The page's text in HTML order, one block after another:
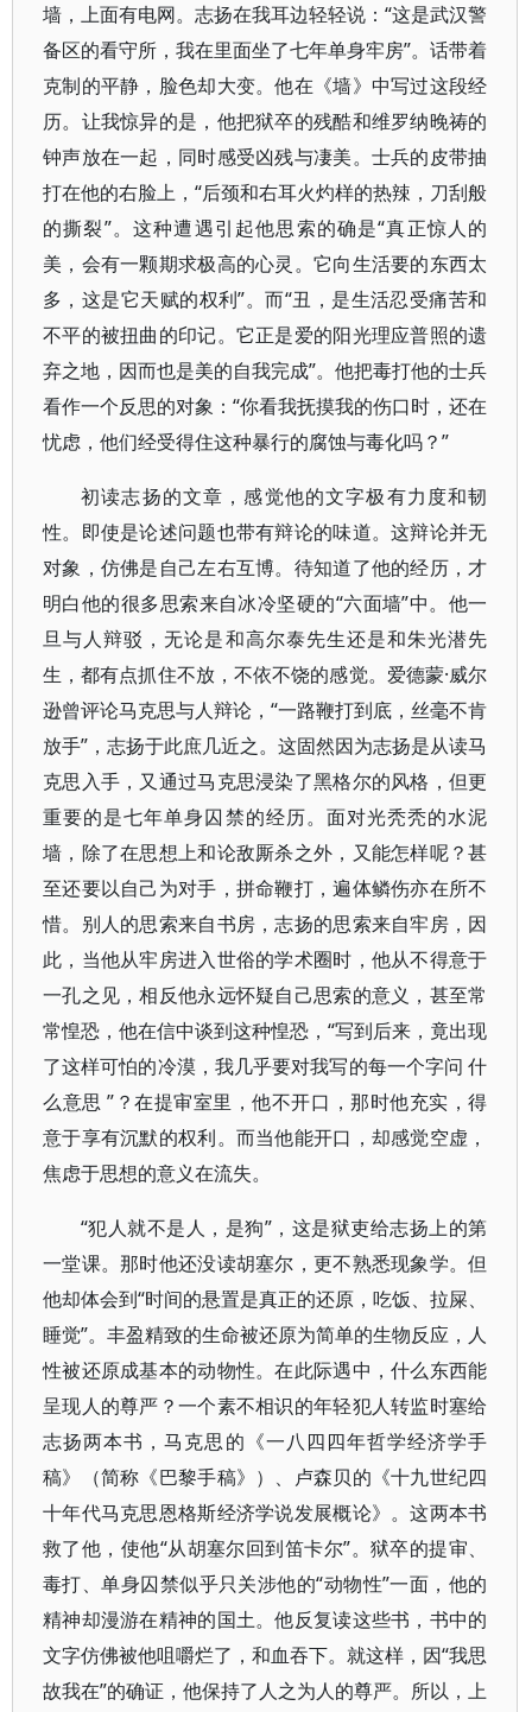
墙，上面有电网。志扬在我耳边轻轻说：“这是武汉警
备区的看守所，我在里面坐了七年单身牢房”。话带着
克制的平静，脸色却大变。他在《墙》中写过这段经
历。让我惊异的是，他把狱卒的残酷和维罗纳晚祷的
钟声放在一起，同时感受凶残与凄美。士兵的皮带抽
打在他的右脸上，“后颈和右耳火灼样的热辣，刀刮般
的撕裂”。这种遭遇引起他思索的确是“真正惊人的
美，会有一颗期求极高的心灵。它向生活要的东西太
多，这是它天赋的权利”。而“丑，是生活忍受痛苦和
不平的被扭曲的印记。它正是爱的阳光理应普照的遗
弃之地，因而也是美的自我完成”。他把毒打他的士兵
看作一个反思的对象：“你看我抚摸我的伤口时，还在
忧虑，他们经受得住这种暴行的腐蚀与毒化吗？”
初读志扬的文章，感觉他的文字极有力度和韧
性。即使是论述问题也带有辩论的味道。这辩论并无
对象，仿佛是自己左右互博。待知道了他的经历，才
明白他的很多思索来自冰冷坚硬的“六面墙”中。他一
旦与人辩驳，无论是和高尔泰先生还是和朱光潜先
生，都有点抓住不放，不依不饶的感觉。爱德蒙·威尔
逊曾评论马克思与人辩论，“一路鞭打到底，丝毫不肯
放手”，志扬于此庶几近之。这固然因为志扬是从读马
克思入手，又通过马克思浸染了黑格尔的风格，但更
重要的是七年单身囚禁的经历。面对光秃秃的水泥
墙，除了在思想上和论敌厮杀之外，又能怎样呢？甚
至还要以自己为对手，拼命鞭打，遍体鳞伤亦在所不
惜。别人的思索来自书房，志扬的思索来自牢房，因
此，当他从牢房进入世俗的学术圈时，他从不得意于
一孔之见，相反他永远怀疑自己思索的意义，甚至常
常惶恐，他在信中谈到这种惶恐，“写到后来，竟出现
了这样可怕的冷漠，我几乎要对我写的每一个字问 什
么意思 ”？在提审室里，他不开口，那时他充实，得
意于享有沉默的权利。而当他能开口，却感觉空虚，
焦虑于思想的意义在流失。
“犯人就不是人，是狗”，这是狱吏给志扬上的第
一堂课。那时他还没读胡塞尔，更不熟悉现象学。但
他却体会到“时间的悬置是真正的还原，吃饭、拉屎、
睡觉”。丰盈精致的生命被还原为简单的生物反应，人
性被还原成基本的动物性。在此际遇中，什么东西能
呈现人的尊严？一个素不相识的年轻犯人转监时塞给
志扬两本书，马克思的《一八四四年哲学经济学手
稿》（简称《巴黎手稿》）、卢森贝的《十九世纪四
十年代马克思恩格斯经济学说发展概论》。这两本书
救了他，使他“从胡塞尔回到笛卡尔”。狱卒的提审、
毒打、单身囚禁似乎只关涉他的“动物性”一面，他的
精神却漫游在精神的国土。他反复读这些书，书中的
文字仿佛被他咀嚼烂了，和血吞下。就这样，因“我思
故我在”的确证，他保持了人之为人的尊严。所以，上